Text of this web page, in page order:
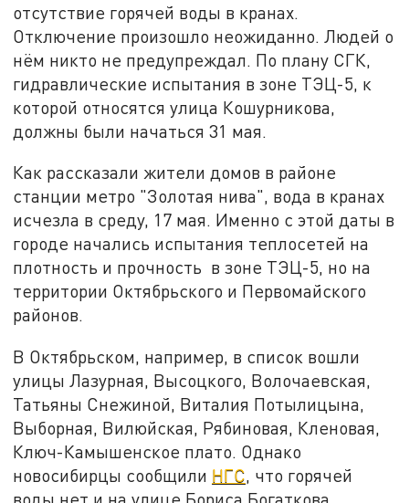
отсутствие горячей воды в кранах.
Отключение произошло неожиданно. Людей о
нём никто не предупреждал. По плану СГК,
гидравлические испытания в зоне ТЭЦ-5, к
которой относятся улица Кошурникова,
должны были начаться 31 мая.
Как рассказали жители домов в районе
станции метро "Золотая нива", вода в кранах
исчезла в среду, 17 мая. Именно с этой даты в
городе начались испытания теплосетей на
плотность и прочность в зоне ТЭЦ-5, но на
территории Октябрьского и Первомайского
районов.
В Октябрьском, например, в список вошли
улицы Лазурная, Высоцкого, Волочаевская,
Татьяны Снежиной, Виталия Потылицына,
Выборная, Вилюйская, Рябиновая, Кленовая,
Ключ-Камышенское плато. Однако
новосибирцы сообщили НГС, что горячей